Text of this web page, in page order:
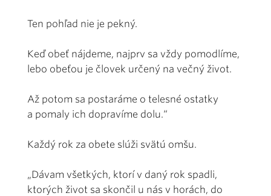
Ten pohľad nie je pekný.
Keď obeť nájdeme, najprv sa vždy pomodlíme,
lebo obeťou je človek určený na večný život.
Až potom sa postaráme o telesné ostatky
a pomaly ich dopravíme dolu.“
Každý rok za obete slúži svätú omšu.
„Dávam všetkých, ktorí v daný rok spadli,
ktorých život sa skončil u nás v horách, do